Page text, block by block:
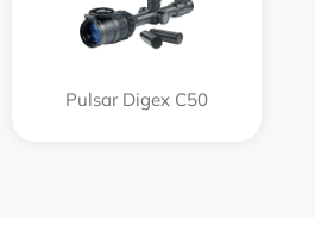
Pulsar Digex C50